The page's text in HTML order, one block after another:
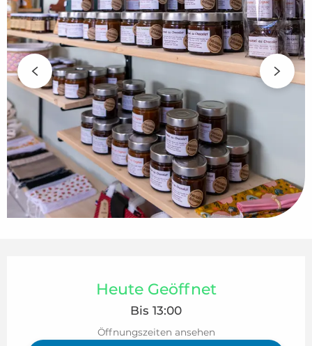
Heute Geöffnet
Bis 13:00
Öffnungszeiten ansehen